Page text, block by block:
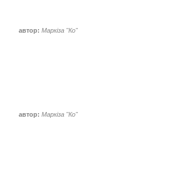
автор: Маркіза "Ко"
автор: Маркіза "Ко"